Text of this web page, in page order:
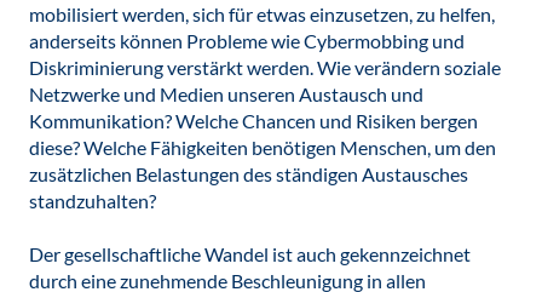
mobilisiert werden, sich für etwas einzusetzen, zu helfen,
anderseits können Probleme wie Cybermobbing und
Diskriminierung verstärkt werden. Wie verändern soziale
Netzwerke und Medien unseren Austausch und
Kommunikation? Welche Chancen und Risiken bergen
diese? Welche Fähigkeiten benötigen Menschen, um den
zusätzlichen Belastungen des ständigen Austausches
standzuhalten?
Der gesellschaftliche Wandel ist auch gekennzeichnet
durch eine zunehmende Beschleunigung in allen